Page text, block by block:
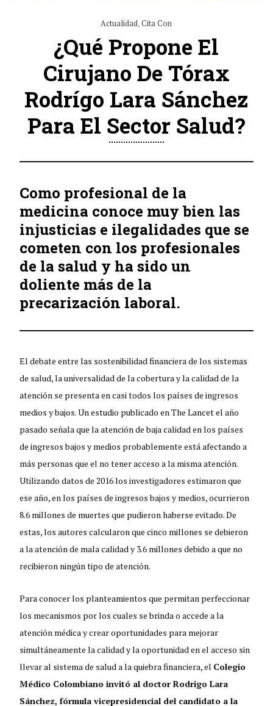
Actualidad,Cita Con
¿Qué Propone El
Cirujano De Tórax
Rodrígo Lara Sánchez
Para El Sector Salud?
Como profesional de la
medicina conoce muy bien las
injusticias e ilegalidades que se
cometen con los profesionales
de la salud y ha sido un
doliente más de la
precarización laboral.
El debate entre las sostenibilidad financiera de los sistemas
de salud, la universalidad de la cobertura y la calidad de la
atención se presenta en casi todos los países de ingresos
medios y bajos. Un estudio publicado en The Lancet el año
pasado señala que la atención de baja calidad en los países
de ingresos bajos y medios probablemente está afectando a
más personas que el no tener acceso a la misma atención.
Utilizando datos de 2016 los investigadores estimaron que
ese año, en los países de ingresos bajos y medios, ocurrieron
8.6 millones de muertes que pudieron haberse evitado. De
estas, los autores calcularon que cinco millones se debieron
a la atención de mala calidad y 3.6 millones debido a que no
recibieron ningún tipo de atención.
Para conocer los planteamientos que permitan perfeccionar
los mecanismos por los cuales se brinda o accede a la
atención médica y crear oportunidades para mejorar
simultáneamente la calidad y la oportunidad en el acceso sin
llevar al sistema de salud a la quiebra financiera, el Colegio
Médico Colombiano invitó al doctor Rodrigo Lara
Sánchez, fórmula vicepresidencial del candidato a la